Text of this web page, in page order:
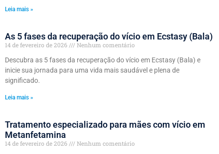
Leia mais »
As 5 fases da recuperação do vício em Ecstasy (Bala)
14 de fevereiro de 2026
Nenhum comentário
Descubra as 5 fases da recuperação do vício em Ecstasy (Bala) e
inicie sua jornada para uma vida mais saudável e plena de
significado.
Leia mais »
Tratamento especializado para mães com vício em
Metanfetamina
14 de fevereiro de 2026
Nenhum comentário